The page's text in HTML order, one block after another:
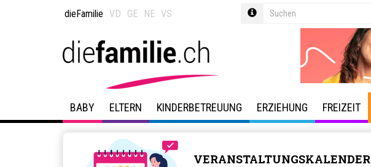
dieFamilie VD GE NE VS
BABY ELTERN KINDERBETREUUNG ERZIEHUNG FREIZEIT
VERANSTALTUNGSKALENDER